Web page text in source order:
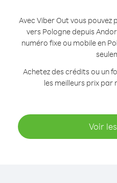
Avec Viber Out vous pouvez
vers Pologne depuis
numéro fixe ou mobile en
Achetez des crédits ou un
les meilleurs prix par
Voir